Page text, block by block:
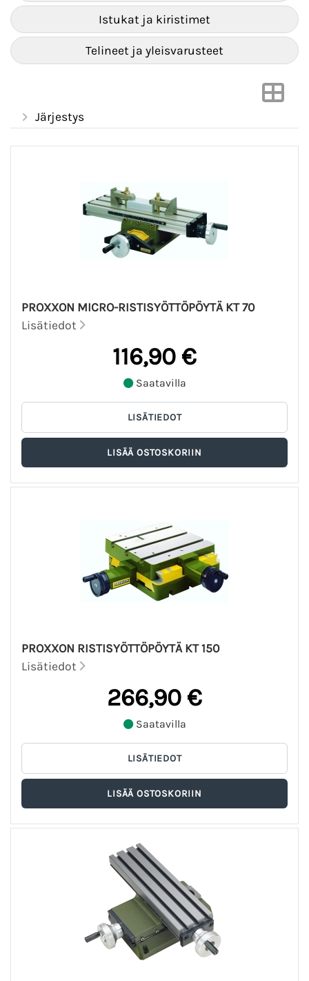
Istukat ja kiristimet
Telineet ja yleisvarusteet
Järjestys
PROXXON MICRO-RISTISYÖTTÖPÖYTÄ KT 70
Lisätiedot
116,90 €
Saatavilla
PROXXON RISTISYÖTTÖPÖYTÄ KT 150
Lisätiedot
266,90 €
Saatavilla